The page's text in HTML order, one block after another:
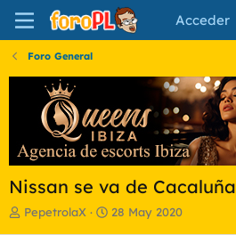
Acceder
Foro General
Nissan se va de Cacaluña
IPepetrolaX
F
28 May 2020